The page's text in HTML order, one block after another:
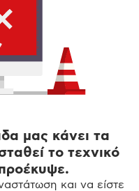
μας κάνει τα
το τεχνικό
και να είστε